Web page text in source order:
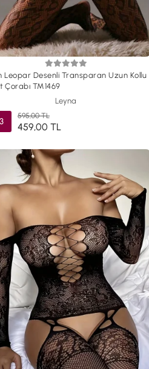
Leopar Desenli Transparan Uzun Kollu
Çorabı TM1469
Leyna
595,00 TL
459,00 TL